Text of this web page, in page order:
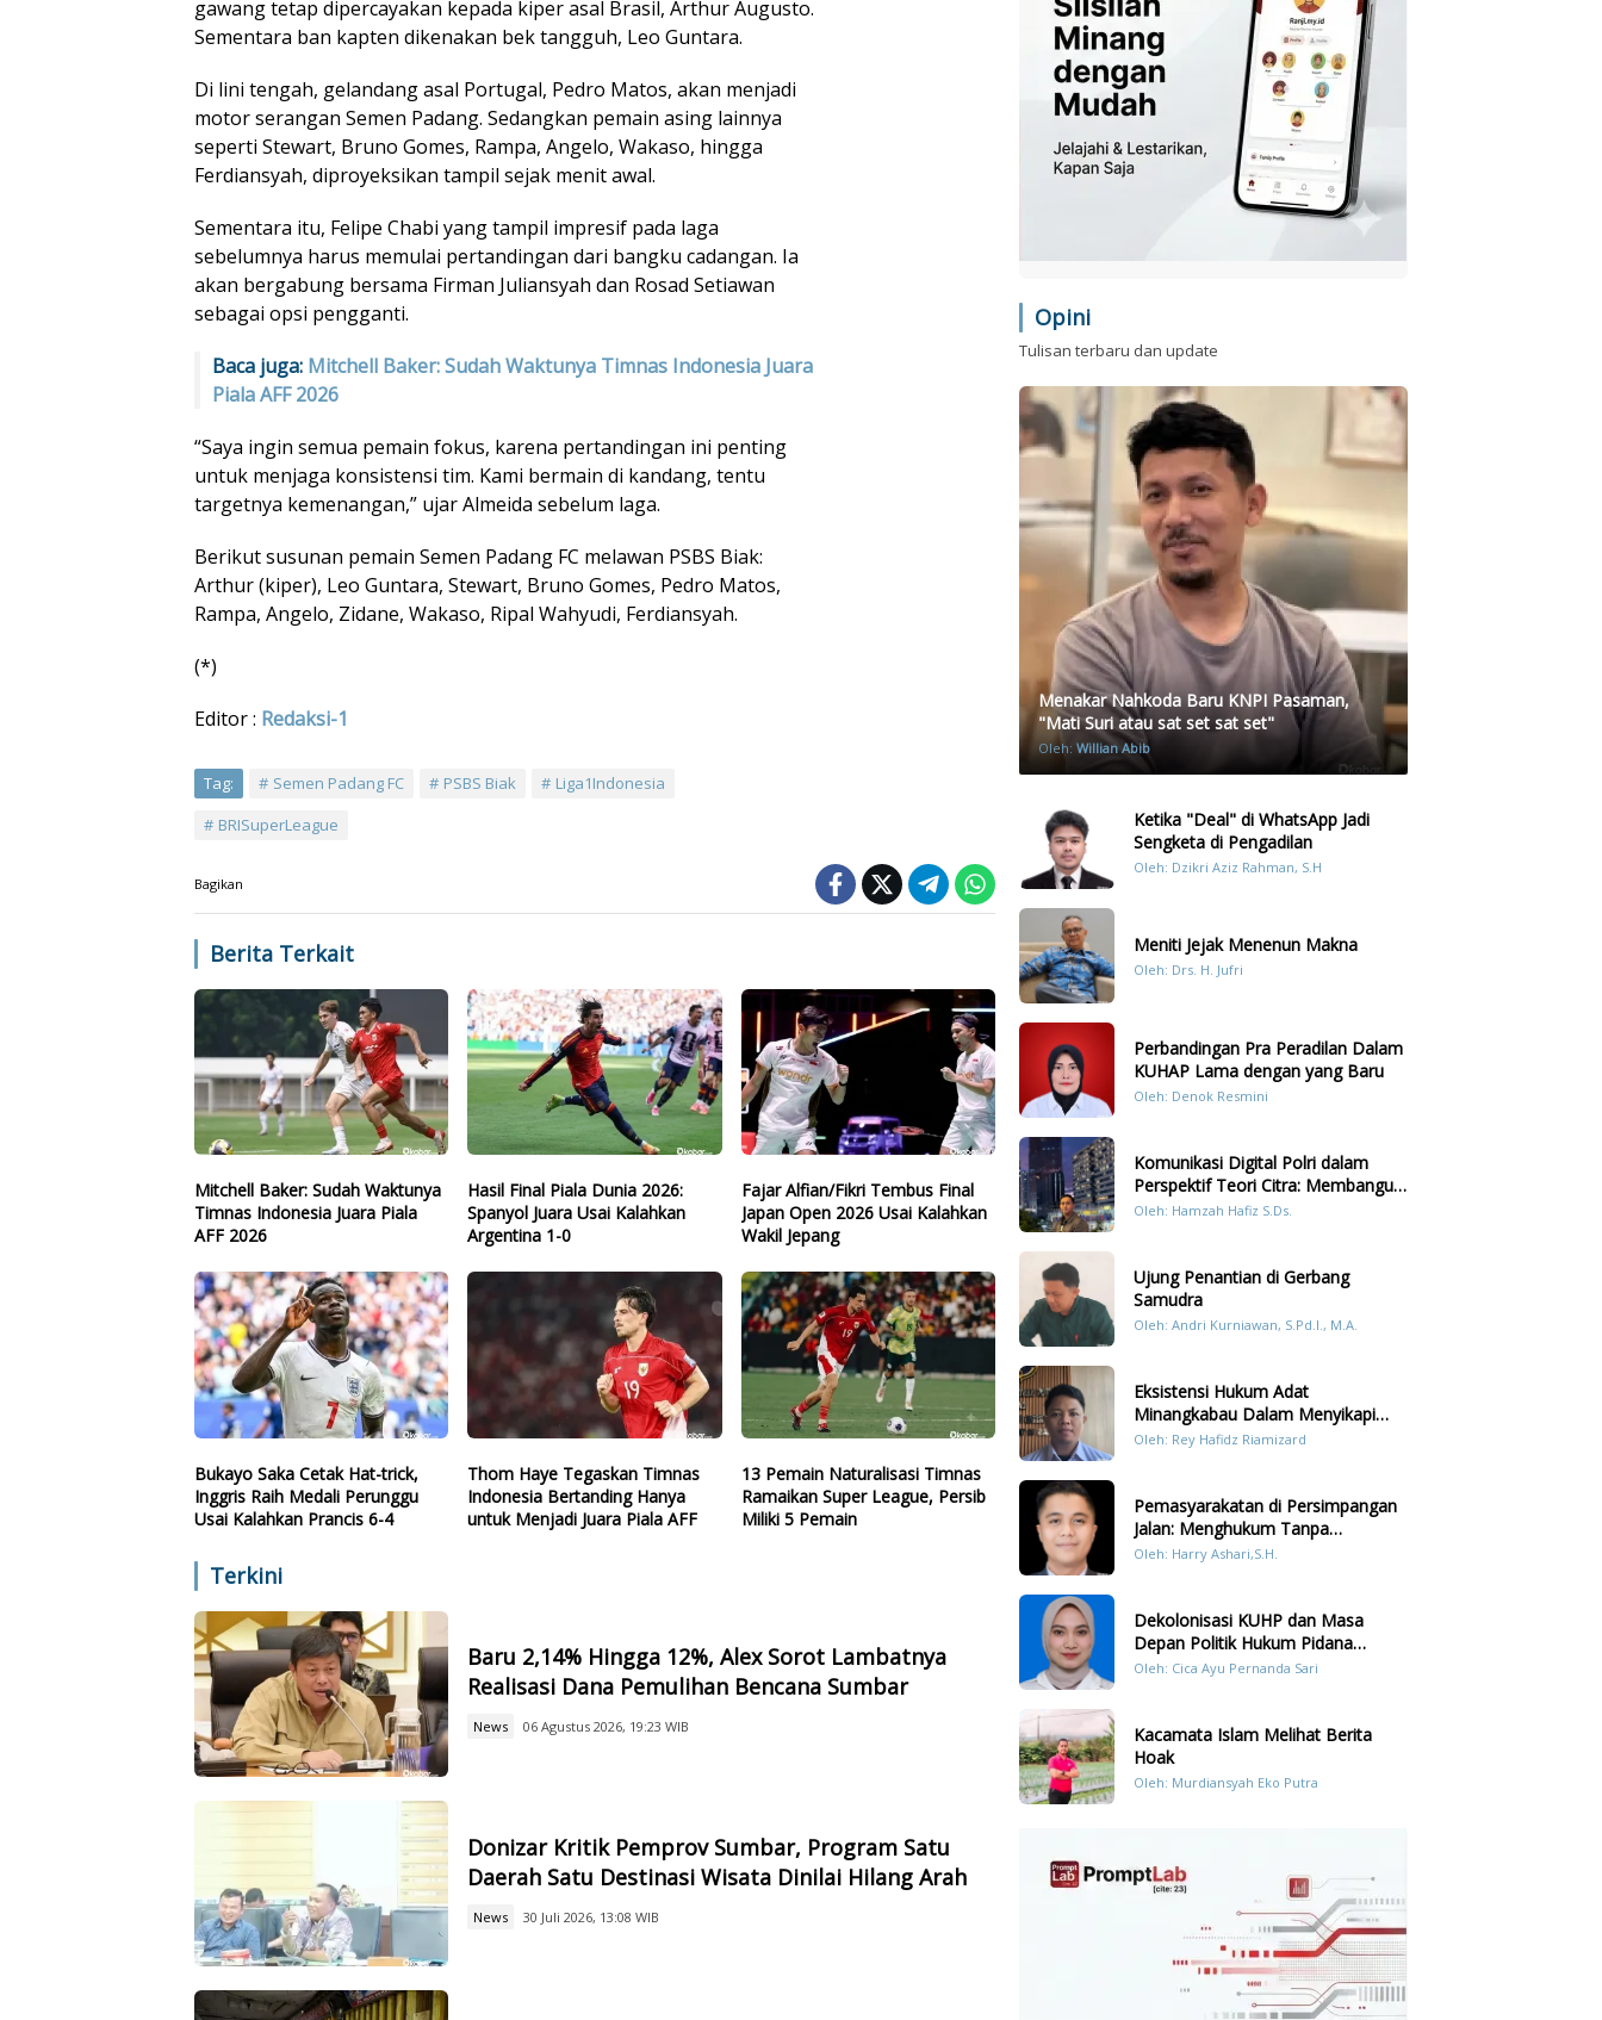
gawang tetap dipercayakan kepada kiper asal Brasil, Arthur Augusto.
Sementara ban kapten dikenakan bek tangguh, Leo Guntara.
Di lini tengah, gelandang asal Portugal, Pedro Matos, akan menjadi
motor serangan Semen Padang. Sedangkan pemain asing lainnya
seperti Stewart, Bruno Gomes, Rampa, Angelo, Wakaso, hingga
Ferdiansyah, diproyeksikan tampil sejak menit awal.
Sementara itu, Felipe Chabi yang tampil impresif pada laga
sebelumnya harus memulai pertandingan dari bangku cadangan. Ia
akan bergabung bersama Firman Juliansyah dan Rosad Setiawan
sebagai opsi pengganti.
Baca juga: Mitchell Baker: Sudah Waktunya Timnas Indonesia Juara
Piala AFF 2026
“Saya ingin semua pemain fokus, karena pertandingan ini penting
untuk menjaga konsistensi tim. Kami bermain di kandang, tentu
targetnya kemenangan,” ujar Almeida sebelum laga.
Berikut susunan pemain Semen Padang FC melawan PSBS Biak:
Arthur (kiper), Leo Guntara, Stewart, Bruno Gomes, Pedro Matos,
Rampa, Angelo, Zidane, Wakaso, Ripal Wahyudi, Ferdiansyah.
(*)
Editor : Redaksi-1
Tag: Semen Padang FC PSBS Biak
Liga1Indonesia
BRISuperLeague
Bagikan
Berita Terkait
Mitchell Baker: Sudah Waktunya
Timnas Indonesia Juara Piala
AFF 2026
Hasil Final Piala Dunia 2026:
Spanyol Juara Usai Kalahkan
Argentina 1-0
Fajar Alfian/Fikri Tembus Final
Japan Open 2026 Usai Kalahkan
Wakil Jepang
Bukayo Saka Cetak Hat-trick,
Inggris Raih Medali Perunggu
Usai Kalahkan Prancis 6-4
Thom Haye Tegaskan Timnas
Indonesia Bertanding Hanya
untuk Menjadi Juara Piala AFF
13 Pemain Naturalisasi Timnas
Ramaikan Super League, Persib
Miliki 5 Pemain
Terkini
Baru 2,14% Hingga 12%, Alex Sorot Lambatnya
Realisasi Dana Pemulihan Bencana Sumbar
News 06 Agustus 2026, 19:23 WIB
Donizar Kritik Pemprov Sumbar, Program Satu
Daerah Satu Destinasi Wisata Dinilai Hilang Arah
News 30 Juli 2026, 13:08 WIB
Opini
Tulisan terbaru dan update
Menakar Nahkoda Baru KNPI Pasaman,
"Mati Suri atau sat set sat set"
Oleh: Willian Abib
Ketika "Deal" di WhatsApp Jadi
Sengketa di Pengadilan
Oleh: Dzikri Aziz Rahman, S.H
Meniti Jejak Menenun Makna
Oleh: Drs. H. Jufri
Perbandingan Pra Peradilan Dalam
KUHAP Lama dengan yang Baru
Oleh: Denok Resmini
Komunikasi Digital Polri dalam
Perspektif Teori Citra: Membangun
Kepercayaan Publik Melalui Konten
Oleh: Hamzah Hafiz S.Ds.
Ujung Penantian di Gerbang
Samudra
Oleh: Andri Kurniawan, S.Pd.I., M.A.
Eksistensi Hukum Adat
Minangkabau Dalam Menyikapi
Prilaku LGBT Analisis Perbandingan
Oleh: Rey Hafidz Riamizard
Pemasyarakatan di Persimpangan
Jalan: Menghukum Tanpa
Memulihkan?
Oleh: Harry Ashari,S.H.
Dekolonisasi KUHP dan Masa
Depan Politik Hukum Pidana
Indonesia
Oleh: Cica Ayu Pernanda Sari
Kacamata Islam Melihat Berita
Hoak
Oleh: Murdiansyah Eko Putra